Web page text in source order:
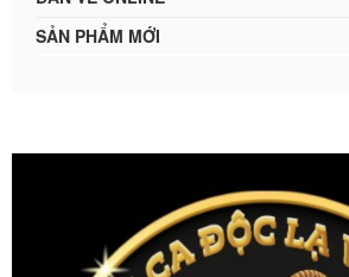
SẢN PHẨM MỚI